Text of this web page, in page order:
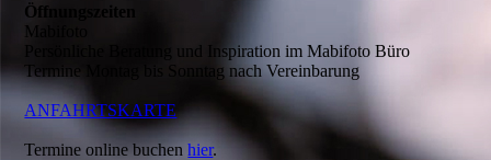
Öffnungszeiten
Mabifoto
Persönliche Beratung und Inspiration im Mabifoto Büro
Termine Montag bis Sonntag nach Vereinbarung
ANFAHRTSKARTE
Termine online buchenhier.